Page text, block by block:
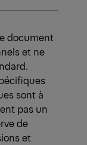
document
et ne
sont à
pas un
de
et